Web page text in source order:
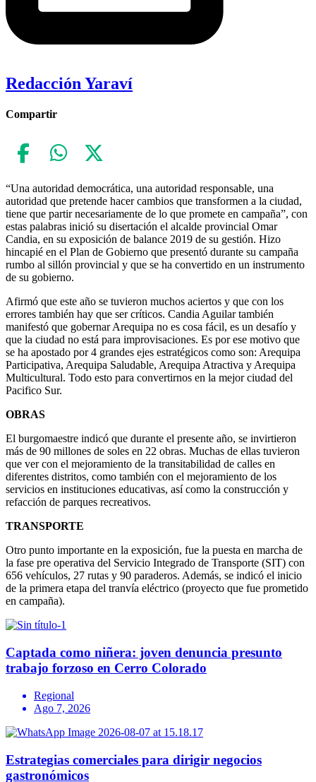
Redacción Yaraví
Compartir
“Una autoridad democrática, una autoridad responsable, una
autoridad que pretende hacer cambios que transformen a la ciudad,
tiene que partir necesariamente de lo que promete en campaña”, con
estas palabras inició su disertación el alcalde provincial Omar
Candia, en su exposición de balance 2019 de su gestión. Hizo
hincapié en el Plan de Gobierno que presentó durante su campaña
rumbo al sillón provincial y que se ha convertido en un instrumento
de su gobierno.
Afirmó que este año se tuvieron muchos aciertos y que con los
errores también hay que ser críticos. Candia Aguilar también
manifestó que gobernar Arequipa no es cosa fácil, es un desafío y
que la ciudad no está para improvisaciones. Es por ese motivo que
se ha apostado por 4 grandes ejes estratégicos como son: Arequipa
Participativa, Arequipa Saludable, Arequipa Atractiva y Arequipa
Multicultural. Todo esto para convertirnos en la mejor ciudad del
Pacifico Sur.
OBRAS
El burgomaestre indicó que durante el presente año, se invirtieron
más de 90 millones de soles en 22 obras. Muchas de ellas tuvieron
que ver con el mejoramiento de la transitabilidad de calles en
diferentes distritos, como también con el mejoramiento de los
servicios en instituciones educativas, así como la construcción y
refacción de parques recreativos.
TRANSPORTE
Otro punto importante en la exposición, fue la puesta en marcha de
la fase pre operativa del Servicio Integrado de Transporte (SIT) con
656 vehículos, 27 rutas y 90 paraderos. Además, se indicó el inicio
de la primera etapa del tranvía eléctrico (proyecto que fue prometido
en campaña).
Captada como niñera: joven denuncia presunto
trabajo forzoso en Cerro Colorado
Regional
Ago 7, 2026
Estrategias comerciales para dirigir negocios
gastronómicos